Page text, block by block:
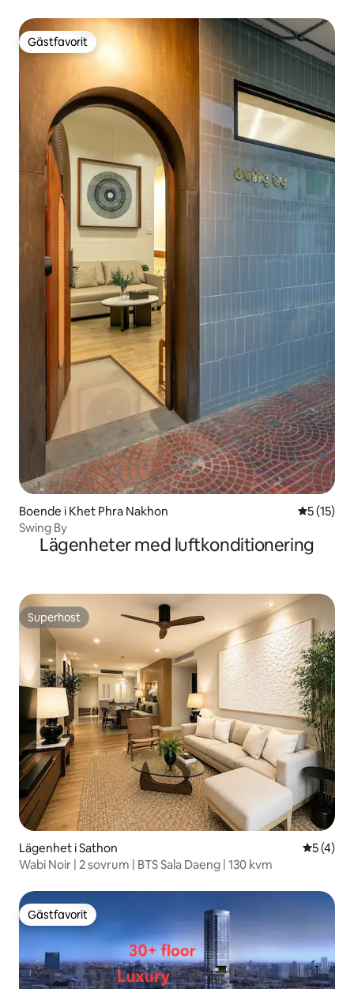
Gästfavorit
Gästfavorit
Boende i Khet Phra Nakhon 5 av 5 i
5 (15)
Swing By
Lägenheter med luftkonditionering
Superhost
Superhost
Lägenhet i Sathon 5 av 5 i
5 (4)
Wabi Noir | 2 sovrum | BTS Sala Daeng | 130 kvm
Gästfavorit
Gästfavorit